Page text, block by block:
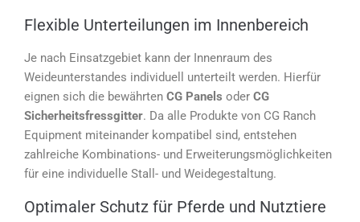
Flexible Unterteilungen im Innenbereich
Je nach Einsatzgebiet kann der Innenraum des
Weideunterstandes individuell unterteilt werden. Hierfür
eignen sich die bewährten CG Panels oder CG
Sicherheitsfressgitter. Da alle Produkte von CG Ranch
Equipment miteinander kompatibel sind, entstehen
zahlreiche Kombinations- und Erweiterungsmöglichkeiten
für eine individuelle Stall- und Weidegestaltung.
Optimaler Schutz für Pferde und Nutztiere